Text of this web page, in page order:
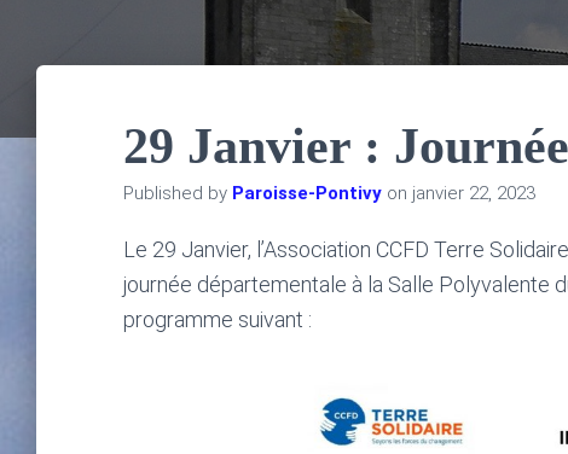
29 Janvier :
Published by Paroisse-Pontivy on janvier 22, 2023
Le 29 Janvier, l’Association CCFD Terre
journée départementale à la Salle Polyvalente
programme suivant :